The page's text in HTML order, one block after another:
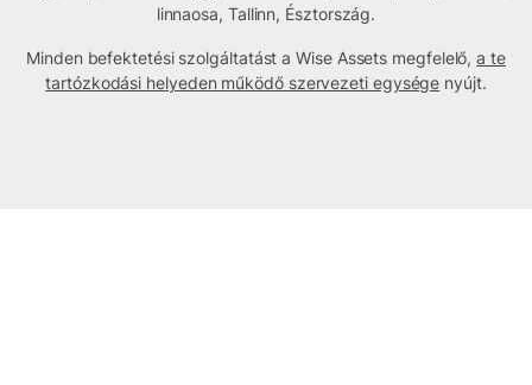
linnaosa, Tallinn, Észtország.
Minden befektetési szolgáltatást a Wise Assets megfelelő,a te
tartózkodási helyeden működő szervezeti egysége nyújt.